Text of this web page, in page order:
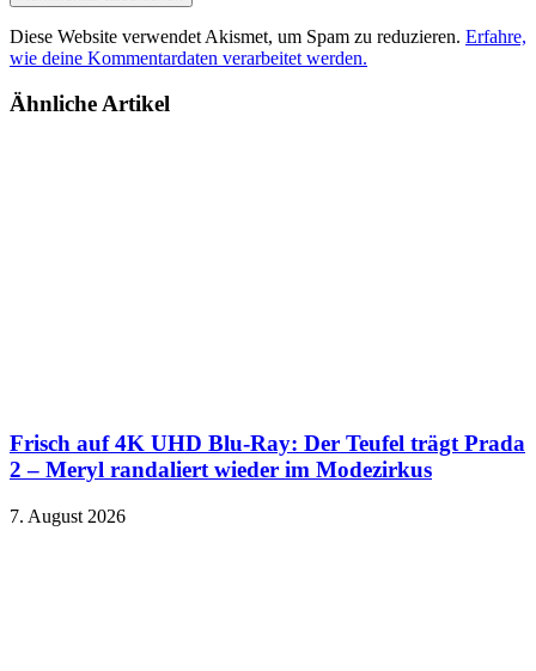
Diese Website verwendet Akismet, um Spam zu reduzieren. Erfahre,
wie deine Kommentardaten verarbeitet werden.
Ähnliche Artikel
Frisch auf 4K UHD Blu-Ray: Der Teufel trägt Prada
2 – Meryl randaliert wieder im Modezirkus
7. August 2026